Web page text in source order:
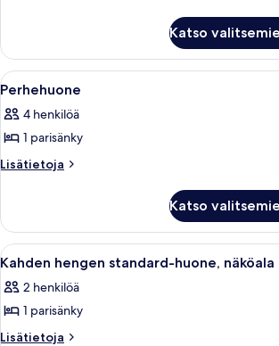
merinäköala
Katso
Avaa
kaikki
huonetyypin
Perhehuone
kuvat
Hotellihuone,
6
Perhehuone
4 henkilöä
1 parisänky
Lisätietoja
Lisätietoja
Katso
Avaa
kaikki
huonetyypin
Kahden
hengen
Hotellihuone,
5
Kahden hengen standard-huone, näköala
2 henkilöä
1 parisänky
Lisätietoja
Lisätietoja